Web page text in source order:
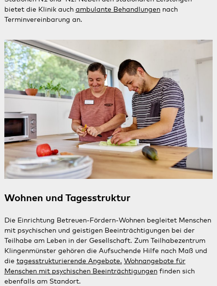
bietet die Klinik auch ambulante Behandlungennach
Terminvereinbarung an.
Wohnen und Tagesstruktur
Die Einrichtung Betreuen-Fördern-Wohnen begleitet Menschen
mit psychischen und geistigen Beeinträchtigungen bei der
Teilhabe am Leben in der Gesellschaft. Zum Teilhabezentrum
Klingenmünster gehören die Aufsuchende Hilfe nach Maß und
die tagesstrukturierende Angebote. Wohnangebote für
Menschen mit psychischen Beeinträchtigungenfinden sich
ebenfalls am Standort.